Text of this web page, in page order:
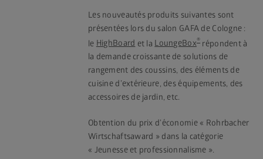
Les nouveautés produits suivantes sont
présentées lors du salon GAFA de Cologne :
le HighBoard et la LoungeBox® répondent à
la demande croissante de solutions de
rangement des coussins, des éléments de
cuisine d’extérieure, des équipements, des
accessoires de jardin, etc.
Obtention du prix d’économie « Rohrbacher
Wirtschaftsaward » dans la catégorie
« Jeunesse et professionnalisme ».